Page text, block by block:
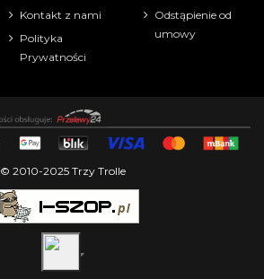
Kontakt z nami
Polityka
Prywatności
Odstąpienie od
umowy
© 2010-2025 Trzy Trolle